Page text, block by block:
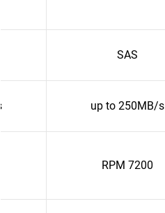
SAS
up to 250MB/s
7200 RPM